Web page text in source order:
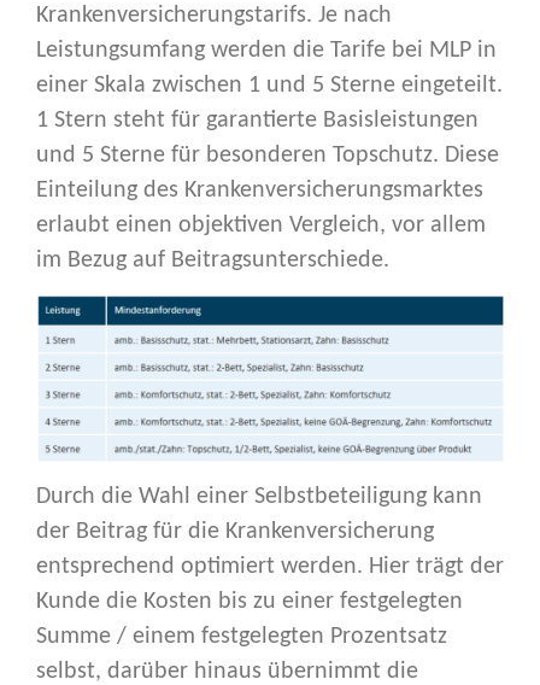
Krankenversicherungstarifs. Je nach
Leistungsumfang werden die Tarife bei MLP in
einer Skala zwischen 1 und 5 Sterne eingeteilt.
1 Stern steht für garantierte Basisleistungen
und 5 Sterne für besonderen Topschutz. Diese
Einteilung des Krankenversicherungsmarktes
erlaubt einen objektiven Vergleich, vor allem
im Bezug auf Beitragsunterschiede.
Durch die Wahl einer Selbstbeteiligung kann
der Beitrag für die Krankenversicherung
entsprechend optimiert werden. Hier trägt der
Kunde die Kosten bis zu einer festgelegten
Summe / einem festgelegten Prozentsatz
selbst, darüber hinaus übernimmt die